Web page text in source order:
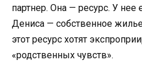
партнер. Она — ресурс. У нее
Дениса — собственное
этот ресурс хотят
«родственных чувств».